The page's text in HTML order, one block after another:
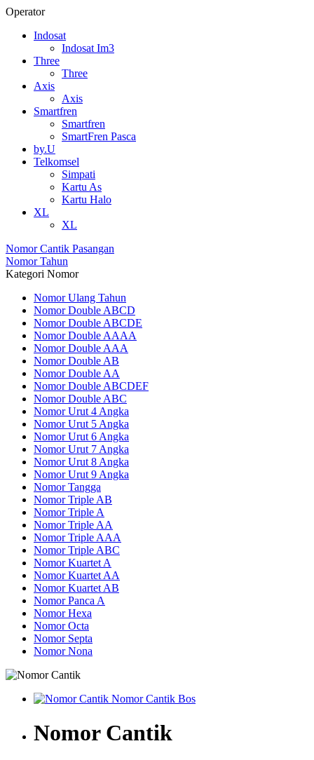
Operator
Indosat
Indosat Im3
Three
Three
Axis
Axis
Smartfren
Smartfren
SmartFren Pasca
by.U
Telkomsel
Simpati
Kartu As
Kartu Halo
XL
XL
Nomor Cantik Pasangan
Nomor Tahun
Kategori Nomor
Nomor Ulang Tahun
Nomor Double ABCD
Nomor Double ABCDE
Nomor Double AAAA
Nomor Double AAA
Nomor Double AB
Nomor Double AA
Nomor Double ABCDEF
Nomor Double ABC
Nomor Urut 4 Angka
Nomor Urut 5 Angka
Nomor Urut 6 Angka
Nomor Urut 7 Angka
Nomor Urut 8 Angka
Nomor Urut 9 Angka
Nomor Tangga
Nomor Triple AB
Nomor Triple A
Nomor Triple AA
Nomor Triple AAA
Nomor Triple ABC
Nomor Kuartet A
Nomor Kuartet AA
Nomor Kuartet AB
Nomor Panca A
Nomor Hexa
Nomor Octa
Nomor Septa
Nomor Nona
Nomor Cantik